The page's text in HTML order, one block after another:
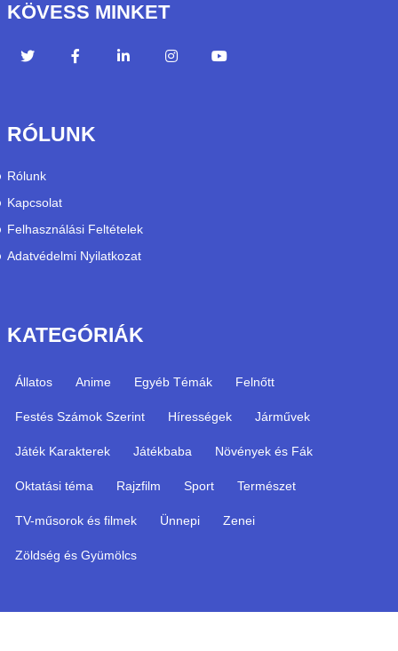
KÖVESS MINKET
RÓLUNK
Rólunk
Kapcsolat
Felhasználási Feltételek
Adatvédelmi Nyilatkozat
KATEGÓRIÁK
Állatos Anime Egyéb Témák Felnőtt
Festés Számok Szerint Hírességek Járművek
Játék Karakterek Játékbaba Növények és Fák
Oktatási téma Rajzfilm Sport Természet
TV-műsorok és filmek Ünnepi Zenei
Zöldség és Gyümölcs